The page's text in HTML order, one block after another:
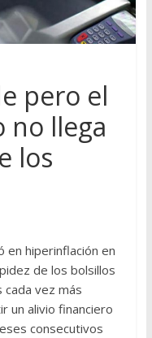
pero el
no llega
los
en hiperinflación en
de los bolsillos
cada vez más
un alivio financiero
consecutivos